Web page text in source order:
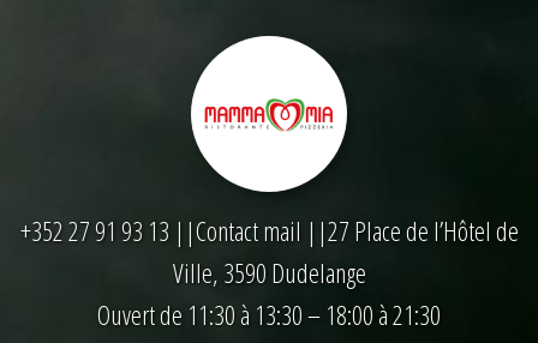
+352 27 91 93 13 ||Contact mail ||27 Place de l’Hôtel de
Ville, 3590 Dudelange
Ouvert de 11:30 à 13:30 – 18:00 à 21:30